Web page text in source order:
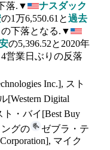
落.▼
ナスダック
の1万6,550.61と過去
下落となる.▼
の5,396.52と2020年
営業日ぶりの反落
Inc.], スト
[Western Digital
ト・バイ[Best Buy
グの
ゼブラ・テ
マイク